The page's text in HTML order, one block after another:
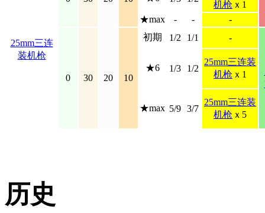
25mm三连
装机枪
机枪 ｘ1
★max
- - -
0 30 20 10
初期 1/2 1/1 -
★6 1/3 1/2
25mm三连装
机枪 ｘ1
★max 5/9 3/7
25mm三连装
机枪 ｘ5
历史